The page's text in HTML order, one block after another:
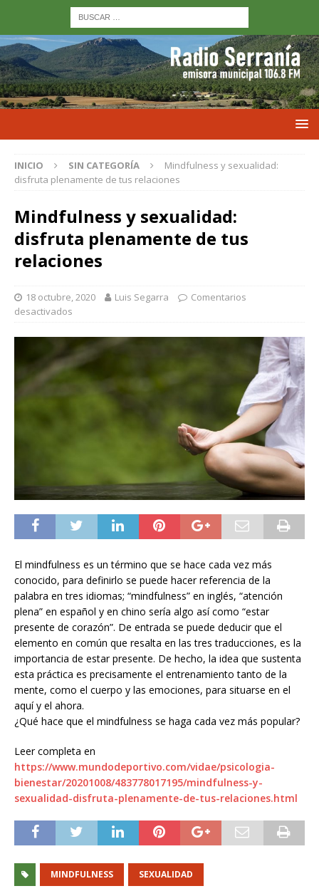
INICIO SIN CATEGORÍA
Mindfulness y sexualidad:
disfruta plenamente de tus relaciones
Mindfulness y sexualidad:
disfruta plenamente de tus
relaciones
18 octubre, 2020 Luis Segarra
Comentarios
desactivados
El mindfulness es un término que se hace cada vez más
conocido, para definirlo se puede hacer referencia de la
palabra en tres idiomas; “mindfulness” en inglés, “atención
plena” en español y en chino sería algo así como “estar
presente de corazón”. De entrada se puede deducir que el
elemento en común que resalta en las tres traducciones, es la
importancia de estar presente. De hecho, la idea que sustenta
esta práctica es precisamente el entrenamiento tanto de la
mente, como el cuerpo y las emociones, para situarse en el
aquí y el ahora.
¿Qué hace que el mindfulness se haga cada vez más popular?
Leer completa en
https://www.mundodeportivo.com/vidae/psicologia-
bienestar/20201008/483778017195/mindfulness-y-
sexualidad-disfruta-plenamente-de-tus-relaciones.html
MINDFULNESS SEXUALIDAD